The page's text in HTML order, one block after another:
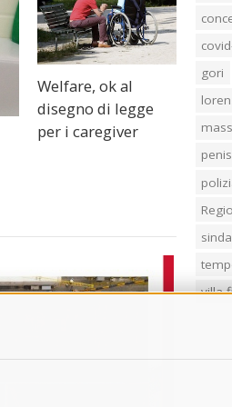
Welfare, ok al
disegno di legge
per i caregiver
gori
villa